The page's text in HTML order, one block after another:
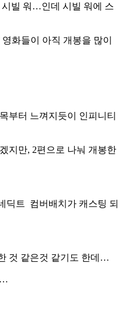
빌 워…인데 시빌 워에 스
화들이 아직 개봉을 많이
부터 느껴지듯이 인피니티
지만, 2편으로 나눠 개봉한
딕트 컴버배치가 캐스팅 되
것 같은것 같기도 한데…
…